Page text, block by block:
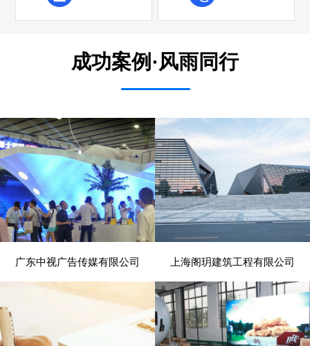
成功案例·风雨同行
- 展览、装饰 -
广东中视广告传媒有限公司
- 建筑、建材 -
电脑版
上海阁玥建筑工程有限公司